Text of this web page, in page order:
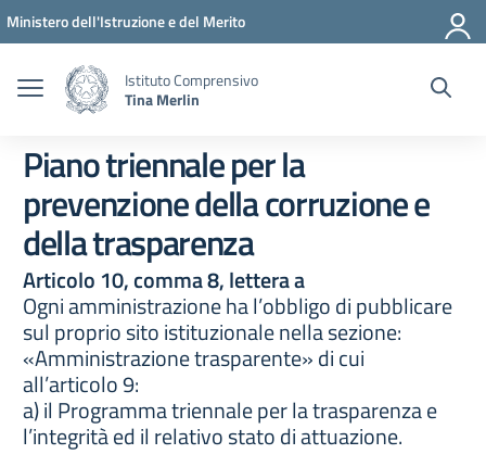
Vai ai contenuti
Vai al menu di navigazione
Vai al footer
Ministero dell'Istruzione e del Merito
Istituto Comprensivo
Tina Merlin
Piano triennale per la
prevenzione della corruzione e
della trasparenza
Articolo 10, comma 8, lettera a
Ogni amministrazione ha l’obbligo di pubblicare
sul proprio sito istituzionale nella sezione:
«Amministrazione trasparente» di cui
all’articolo 9:
a) il Programma triennale per la trasparenza e
l’integrità ed il relativo stato di attuazione.